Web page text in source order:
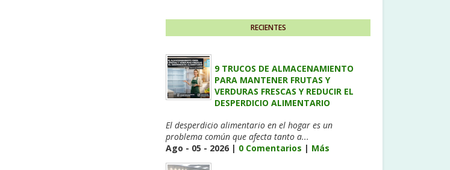
RECIENTES
9 TRUCOS DE ALMACENAMIENTO
PARA MANTENER FRUTAS Y
VERDURAS FRESCAS Y REDUCIR EL
DESPERDICIO ALIMENTARIO
El desperdicio alimentario en el hogar es un
problema común que afecta tanto a...
Ago - 05 - 2026 | 0 Comentarios | Más